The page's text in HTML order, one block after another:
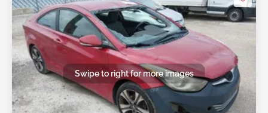
Swipe to right for more images